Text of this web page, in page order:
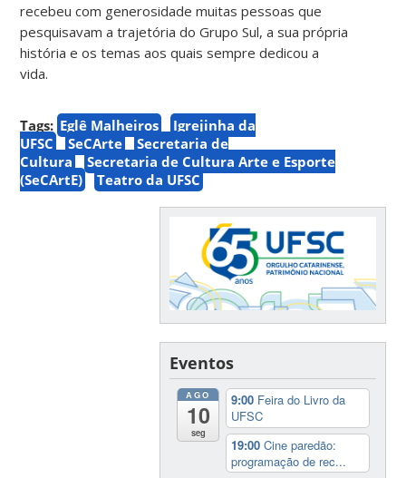
recebeu com generosidade muitas pessoas que
pesquisavam a trajetória do Grupo Sul, a sua própria
história e os temas aos quais sempre dedicou a
vida.
Tags: Eglê Malheiros
Igrejinha da
UFSC
SeCArte
Secretaria de
Cultura
Secretaria de Cultura Arte e Esporte
(SeCArtE)
Teatro da UFSC
Eventos
AGO
10
seg
9:00 Feira do Livro da
UFSC
19:00Cine paredão:
programação de rec...